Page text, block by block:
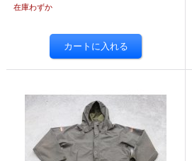
在庫わずか